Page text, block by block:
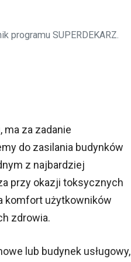
programu SUPERDEKARZ.
za zadanie
do zasilania budynków
z najbardziej
przy okazji toksycznych
komfort użytkowników
zdrowia.
lub budynek usługowy,